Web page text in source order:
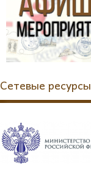
Сетевые ресурсы